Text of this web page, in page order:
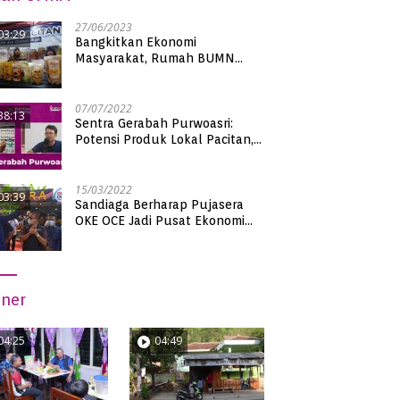
27/06/2023
Bangkitkan Ekonomi
Masyarakat, Rumah BUMN
07/07/2022
Sentra Gerabah Purwoasri:
Potensi Produk Lokal Pacitan,
15/03/2022
Sandiaga Berharap Pujasera
OKE OCE Jadi Pusat Ekonomi
04:49